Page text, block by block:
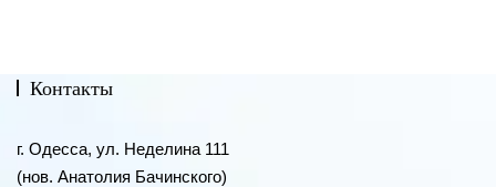
Контакты
г. Одесса, ул. Неделина 111
(нов. Анатолия Бачинского)